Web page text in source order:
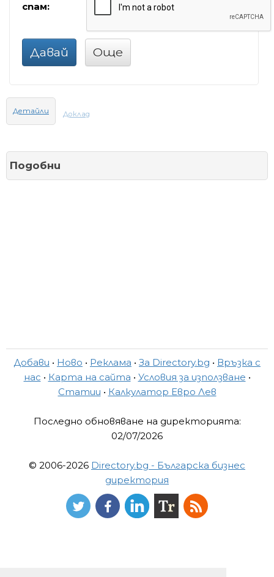
спам:
Давай Още
Детайли Доклад
Подобни
Добави • Ново • Реклама • За Directory.bg • Връзка с
нас • Карта на сайта • Условия за използване •
Статии • Калкулатор Евро Лев
Последно обновяване на директорията:
02/07/2026
© 2006-2026 Directory.bg - Българска бизнес
директория